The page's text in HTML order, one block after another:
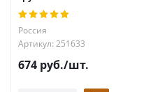
Россия
Артикул: 251633
674 руб./шт.